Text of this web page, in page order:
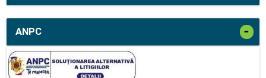
ANPC -